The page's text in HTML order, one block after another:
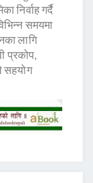
निर्वाह गर्दै
समयमा
लागि
प्रकोप,
सहयोग